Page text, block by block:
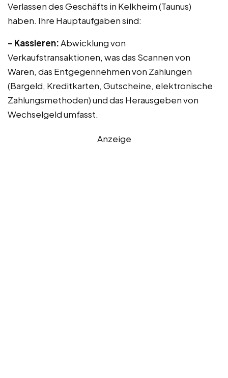
Verlassen des Geschäfts in Kelkheim (Taunus)
haben. Ihre Hauptaufgaben sind:
– Kassieren:Abwicklung von
Verkaufstransaktionen, was das Scannen von
Waren, das Entgegennehmen von Zahlungen
(Bargeld, Kreditkarten, Gutscheine, elektronische
Zahlungsmethoden) und das Herausgeben von
Wechselgeld umfasst.
Anzeige